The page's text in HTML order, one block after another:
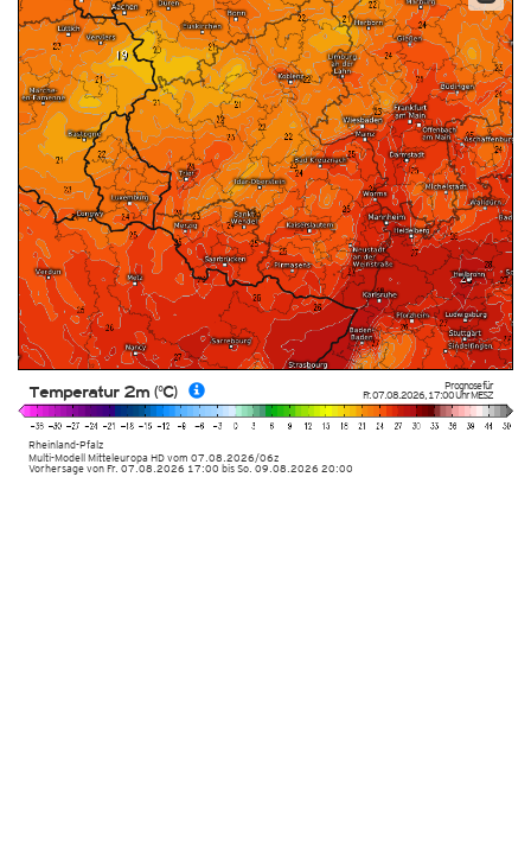
Prognose für
Fr. 07.08.2026,17:00 UhrMESZ
Rheinland-Pfalz
Multi-Modell Mitteleuropa HDvom 07.08.2026/06z
Temperatur 2m (°C)
Vorhersage von Fr. 07.08.2026 17:00 bis So. 09.08.2026 20:00